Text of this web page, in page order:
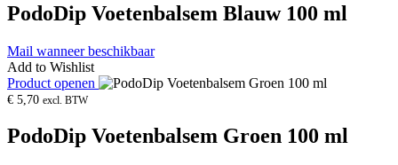
PodoDip Voetenbalsem Blauw 100 ml
Mail wanneer beschikbaar
Add to Wishlist
Product openen
€ 5,70 excl. BTW
PodoDip Voetenbalsem Groen 100 ml